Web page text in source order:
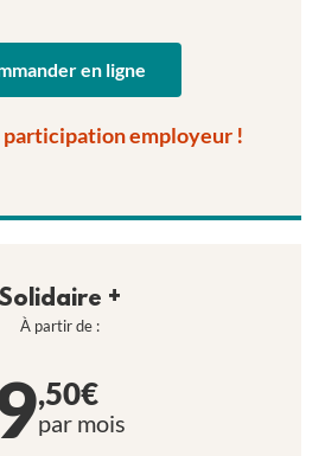
en ligne
participation employeur !
Solidaire +
À partir de :
,50€
par mois